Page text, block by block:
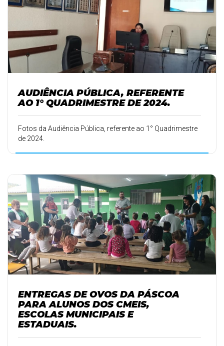
AUDIÊNCIA PÚBLICA, REFERENTE
AO 1° QUADRIMESTRE DE 2024.
Fotos da Audiência Pública, referente ao 1° Quadrimestre
de 2024.
ENTREGAS DE OVOS DA PÁSCOA
PARA ALUNOS DOS CMEIS,
ESCOLAS MUNICIPAIS E
ESTADUAIS.